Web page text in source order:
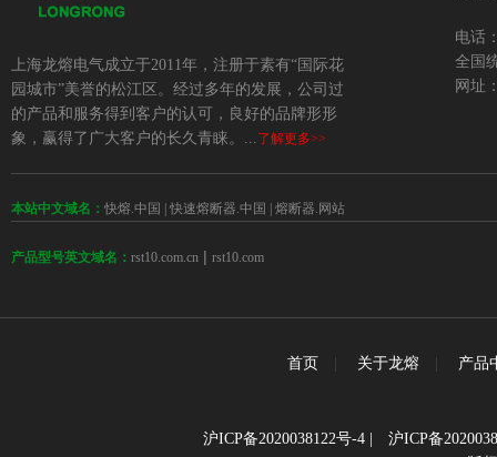
上海龙熔电气成立于2011年，注册于素有“国际花
园城市”美誉的松江区。经过多年的发展，公司过
的产品和服务得到客户的认可，良好的品牌形形
象，赢得了广大客户的长久青睐。...了解更多>>
电话
全国
网址
本站中文域名： 快熔.中国 快速熔断器.中国 熔断器.网站
产品型号英文域名： rst10.com.cn | rst10.com
首页 关于龙熔 产品
沪ICP备2020038122号-4| 沪ICP备